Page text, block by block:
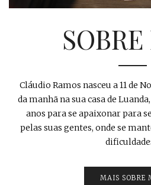
Cláudio Ramos nasceu a 11 de
da manhã na sua casa de
anos para se apaixonar para
pelas suas gentes, onde se
MAIS SOBRE